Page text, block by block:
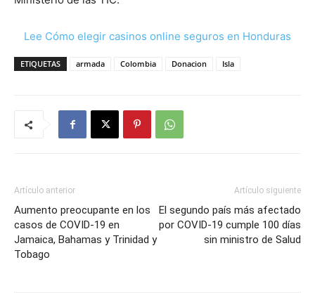
Lee Cómo elegir casinos online seguros en Honduras
ETIQUETAS armada Colombia Donacion Isla
Artículo anterior
Aumento preocupante en los
casos de COVID-19 en
Jamaica, Bahamas y Trinidad y
Tobago
Artículo siguiente
El segundo país más afectado
por COVID-19 cumple 100 días
sin ministro de Salud